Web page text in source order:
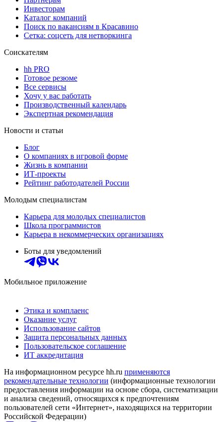
Инвесторам
Каталог компаний
Поиск по вакансиям в Красавино
Сетка: соцсеть для нетворкинга
Соискателям
hh PRO
Готовое резюме
Все сервисы
Хочу у вас работать
Производственный календарь
Экспертная рекомендация
Новости и статьи
Блог
О компаниях в игровой форме
Жизнь в компании
ИТ-проекты
Рейтинг работодателей России
Молодым специалистам
Карьера для молодых специалистов
Школа программистов
Карьера в некоммерческих организациях
Боты для уведомлений
Мобильное приложение
Этика и комплаенс
Оказание услуг
Использование сайтов
Защита персональных данных
Пользовательское соглашение
ИТ аккредитация
На информационном ресурсе hh.ru применяются
рекомендательные технологии (информационные технологии
предоставления информации на основе сбора, систематизации
и анализа сведений, относящихся к предпочтениям
пользователей сети «Интернет», находящихся на территории
Российской Федерации)